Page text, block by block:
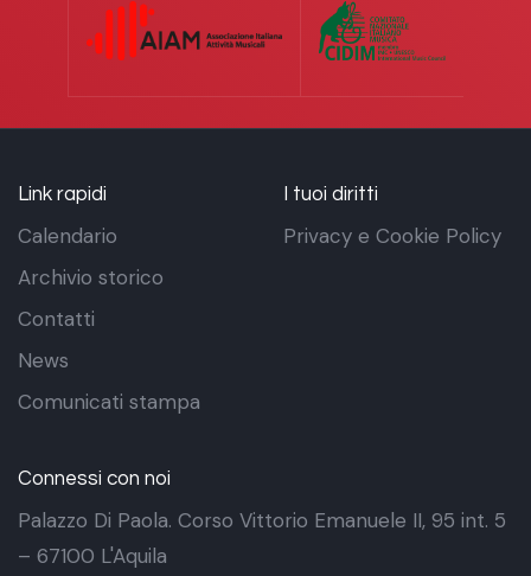
Link rapidi
Calendario
Archivio storico
Contatti
News
Comunicati stampa
I tuoi diritti
Privacy e Cookie Policy
Connessi con noi
Palazzo Di Paola. Corso Vittorio Emanuele II, 95 int. 5
– 67100 L'Aquila